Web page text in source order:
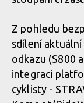
Z pohledu
sdílení
odkazu (S800
integraci
cyklisty -